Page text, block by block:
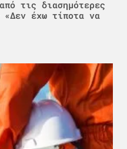
τις διασημότερες
«Δεν έχω τίποτα να